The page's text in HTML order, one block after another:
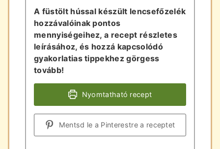
A füstölt hússal készült lencsefőzelék
hozzávalóinak pontos
mennyiségeihez, a recept részletes
leírásához, és hozzá kapcsolódó
gyakorlatias tippekhez görgess
tovább!
Nyomtatható recept
Mentsd le a Pinterestre a receptet